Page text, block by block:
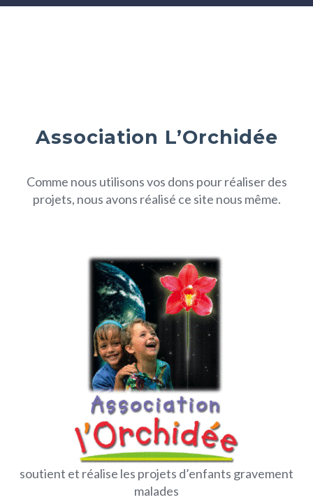
Association L’Orchidée
Comme nous utilisons vos dons pour réaliser des
projets, nous avons réalisé ce site nous même.
soutient et réalise les projets d’enfants gravement
malades